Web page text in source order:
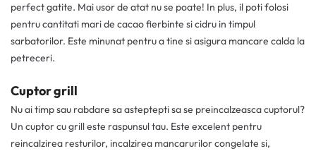
perfect gatite. Mai usor de atat nu se poate! In plus, il poti folosi
pentru cantitati mari de cacao fierbinte si cidru in timpul
sarbatorilor. Este minunat pentru a tine si asigura mancare calda la
petreceri.
Cuptor grill
Nu ai timp sau rabdare sa asteptepti sa se preincalzeasca cuptorul?
Un cuptor cu grill este raspunsul tau. Este excelent pentru
reincalzirea resturilor, incalzirea mancarurilor congelate si,